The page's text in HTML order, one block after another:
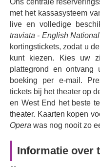
personages. Verrassend
productie enkele
melodieën, waaronder
'Laten we drinken en
leven leiden dat ik wil'
geladen bravoure-
Heidi Stober
, die na
Mary, Queen of Scots
vertolkt de iconische
Zhuravskii, winnaar van
2025, Alfredo zingt in
Reserveer nu en mis
een van de beroemdste
met het kassasysteem
live en volledige
traviata - English
kortingstickets, zodat u
kunt kiezen. Kies uw
plattegrond en ontvang
boeking per e-mail.
tickets bij het theater op
en West End het beste
theater. Kaarten kopen
Opera was nog nooit zo
Informatie over